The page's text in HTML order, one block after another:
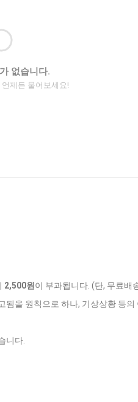
없습니다.
제든 물어보세요!
2,500원 이 부과됩니다. (단, 무료배
을 원칙으로 하나, 기상상황 등
니다.